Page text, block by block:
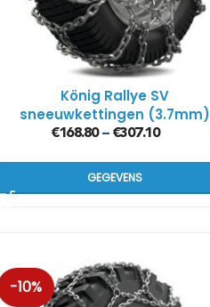
König Rallye SV
sneeuwkettingen (3.7mm)
€168.80– €307.10
GEGEVENS
-10%